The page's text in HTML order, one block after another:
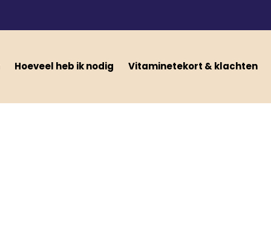
Hoeveel heb ik nodig Vitaminetekort & klachten